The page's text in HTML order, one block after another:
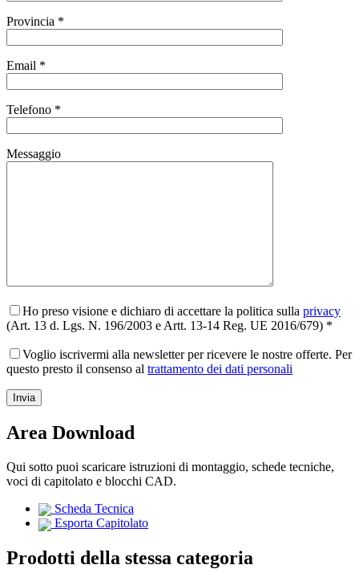
Provincia *
Email *
Telefono *
Messaggio
Ho preso visione e dichiaro di accettare la politica sulla privacy
(Art. 13 d. Lgs. N. 196/2003 e Artt. 13-14 Reg. UE 2016/679) *
Voglio iscrivermi alla newsletter per ricevere le nostre offerte. Per
questo presto il consenso al trattamento dei dati personali
Area Download
Qui sotto puoi scaricare istruzioni di montaggio, schede tecniche,
voci di capitolato e blocchi CAD.
Scheda Tecnica
Esporta Capitolato
Prodotti della stessa categoria